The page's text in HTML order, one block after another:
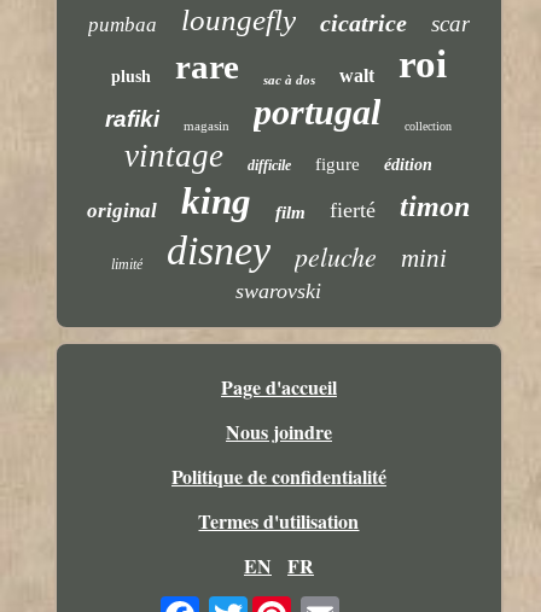
pumbaa loungefly cicatrice scar
plush rare sac à dos walt roi
rafiki magasin portugal collection
vintage difficile figure édition
original king film fierté timon
limité disney peluche mini
swarovski
Page d'accueil
Nous joindre
Politique de confidentialité
Termes d'utilisation
EN
FR
Twitter